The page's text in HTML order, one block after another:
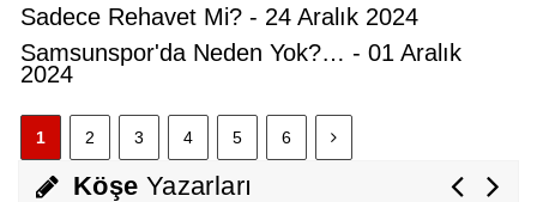
Sadece Rehavet Mi? - 24 Aralık 2024
Samsunspor'da Neden Yok?… - 01 Aralık
2024
1 2 3 4 5 6
Köşe Yazarları
Yolun Raconu!...
Bayram Uzunoğlu
Bir Yumurtanın 350 Bin Liralık
Faturası!...